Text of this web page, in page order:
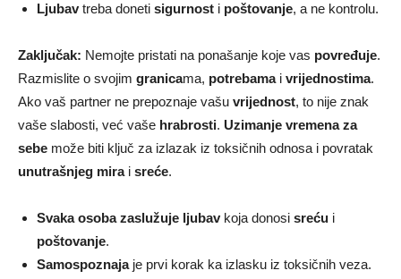
Ljubavtreba doneti sigurnost i poštovanje, a ne kontrolu.
Zaključak: Nemojte pristati na ponašanje koje vas povređuje.
Razmislite o svojim granicama, potrebamai vrijednostima.
Ako vaš partner ne prepoznaje vašu vrijednost, to nije znak
vaše slabosti, već vaše hrabrosti. Uzimanje vremena za
sebe može biti ključ za izlazak iz toksičnih odnosa i povratak
unutrašnjeg mirai sreće.
Svaka osoba zaslužuje ljubavkoja donosi sreću i
poštovanje.
Samospoznajaje prvi korak ka izlasku iz toksičnih veza.